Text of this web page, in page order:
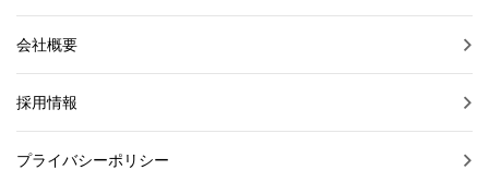
会社概要
採用情報
プライバシーポリシー